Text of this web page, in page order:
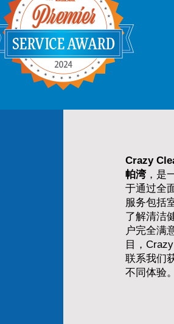
Crazy
帕湾，是
于通过全
服务包括
了解清洁
户完全满
目，
联系我们
不同体验。